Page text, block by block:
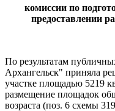
комиссии по
предоставлении
По результатам
Архангельск" приняла
участке площадью 5219
размещение площадок
возраста (поз. 6 схемы